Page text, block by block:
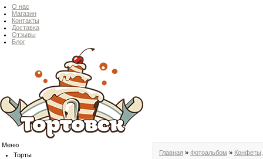
О нас
Магазин
Контакты
Доставка
Отзывы
Блог
Меню
Торты
Главная » Фотоальбом »